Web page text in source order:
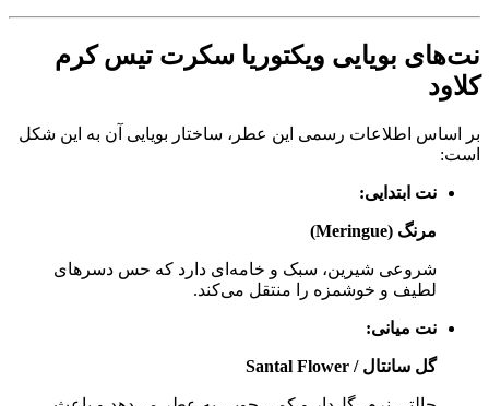
نت‌های بویایی ویکتوریا سکرت تیس کرم
کلاود
بر اساس اطلاعات رسمی این عطر، ساختار بویایی آن به این شکل
است:
نت ابتدایی:
مرنگ (Meringue)
شروعی شیرین، سبک و خامه‌ای دارد که حس دسرهای
لطیف و خوشمزه را منتقل می‌کند.
نت میانی:
گل سانتال / Santal Flower